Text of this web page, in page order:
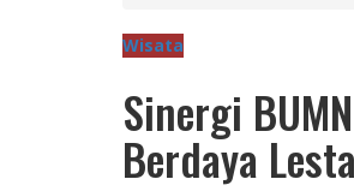
Wisata
Sinergi
Berdaya